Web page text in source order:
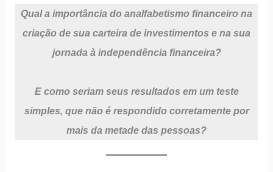
Qual a importância do analfabetismo financeiro na
criação de sua carteira de investimentos e na sua
jornada à independência financeira?
E como seriam seus resultados em um teste
simples, que não é respondido corretamente por
mais da metade das pessoas?